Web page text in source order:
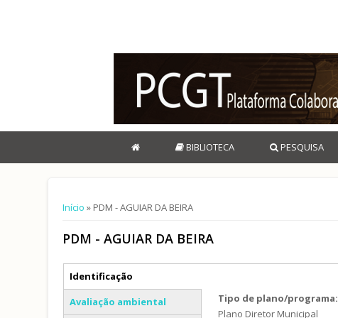
BIBLIOTECA PESQUISA
Está aqui
Início » PDM - AGUIAR DA BEIRA
PDM - AGUIAR DA BEIRA
Separadores verticais
Identificação
(separador ativo)
Avaliação ambiental
Tipo de plano/programa:
Plano Diretor Municipal